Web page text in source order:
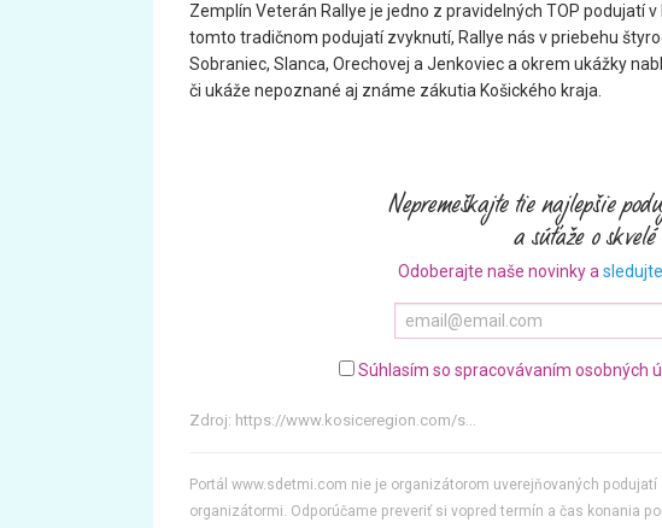
Zemplín Veterán Rallye je jedno z pravidelných TOP podujatí
tomto tradičnom podujatí zvyknutí, Rallye nás v priebehu
Sobraniec, Slanca, Orechovej a Jenkoviec a okrem ukážky
či ukáže nepoznané aj známe zákutia Košického kraja.
Odoberajte naše novinky a
Súhlasím so spracovávaním osobných
Zdroj: https://www.kosiceregion.com/s...
Portál www.sdetmi.com nie je organizátorom uverejňovaných
organizátormi. Odporúčame preveriť si vopred termín a čas konania